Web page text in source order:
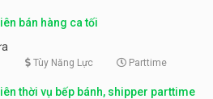
bán hàng ca tối
Tùy Năng Lực Parttime
thời vụ bếp bánh, shipper parttime